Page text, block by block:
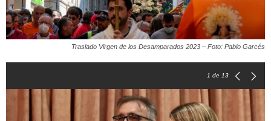
Traslado Virgen de los Desamparados 2023 – Foto: Pablo Garcés
1 de 13